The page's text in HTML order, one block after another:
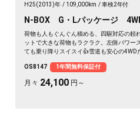
H25(2013)年 109,000km 車検2年付
N-BOX G・Lパッケージ
荷物も人もぐんぐん積める、四駆対応の頼
ットで大きな荷物もラクラク。左側パワー
ても乗り降りスイスイ👍雪道も安心の4WD
りや週末の遠出まで、暮らしの相棒にぴっ
OS8147 1年間無料保証付
月々 24,100 円～